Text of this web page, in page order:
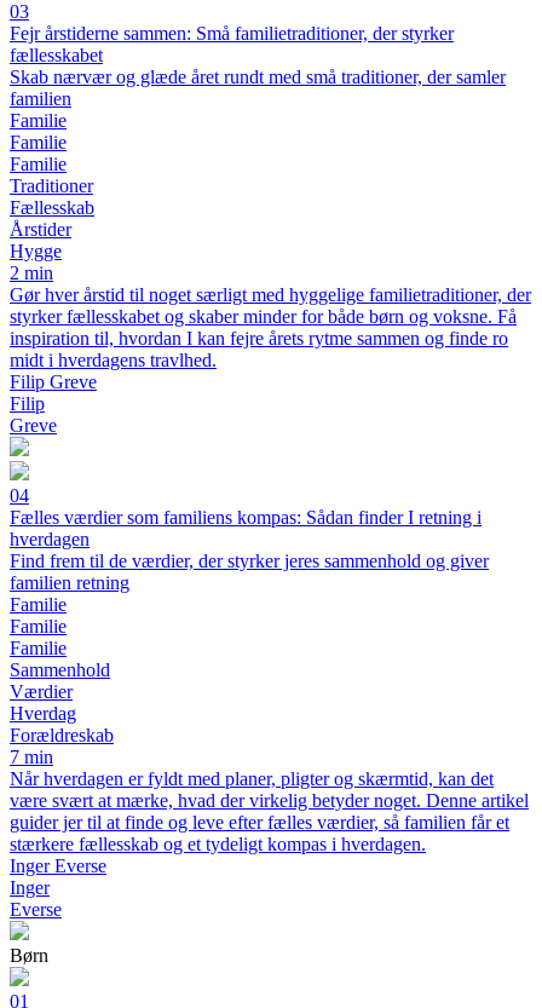
03
Fejr årstiderne sammen: Små familie­traditioner, der styrker
fællesskabet
Skab nærvær og glæde året rundt med små traditioner, der samler
familien
Familie
Familie
Familie
Traditioner
Fællesskab
Årstider
Hygge
2 min
Gør hver årstid til noget særligt med hyggelige familietraditioner, der
styrker fællesskabet og skaber minder for både børn og voksne. Få
inspiration til, hvordan I kan fejre årets rytme sammen og finde ro
midt i hverdagens travlhed.
Filip Greve
Filip
Greve
04
Fælles værdier som familiens kompas: Sådan finder I retning i
hverdagen
Find frem til de værdier, der styrker jeres sammenhold og giver
familien retning
Familie
Familie
Familie
Sammenhold
Værdier
Hverdag
Forældreskab
7 min
Når hverdagen er fyldt med planer, pligter og skærmtid, kan det
være svært at mærke, hvad der virkelig betyder noget. Denne artikel
guider jer til at finde og leve efter fælles værdier, så familien får et
stærkere fællesskab og et tydeligt kompas i hverdagen.
Inger Everse
Inger
Everse
Børn
01